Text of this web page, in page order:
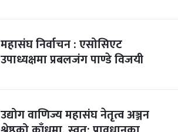
महासंघ निर्वाचन : एसोसिएट
उपाध्यक्षमा प्रबलजंग पाण्डे विजयी
उद्योग वाणिज्य महासंघ नेतृत्व अञ्जन